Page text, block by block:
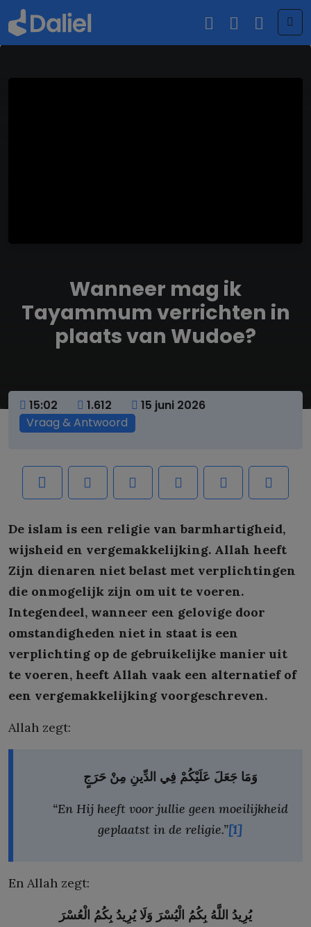
Wanneer mag ik
Tayammum verrichten in
plaats van Wudoe?
15:02 1.612
15 juni 2026
Vraag & Antwoord
De islam is een religie van barmhartigheid,
wijsheid en vergemakkelijking. Allah heeft
Zijn dienaren niet belast met verplichtingen
die onmogelijk zijn om uit te voeren.
Integendeel, wanneer een gelovige door
omstandigheden niet in staat is een
verplichting op de gebruikelijke manier uit
te voeren, heeft Allah vaak een alternatief of
een vergemakkelijking voorgeschreven.
Allah zegt:
وَمَا جَعَلَ عَلَيْكُمْ فِي الدِّينِ مِنْ حَرَجٍ
“En Hij heeft voor jullie geen moeilijkheid
geplaatst in de religie.”[1]
En Allah zegt:
يُرِيدُ اللَّهُ بِكُمُ الْيُسْرَ وَلَا يُرِيدُ بِكُمُ الْعُسْرَ